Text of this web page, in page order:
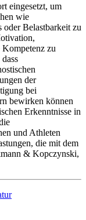
eingesetzt, um
wie
Belastbarkeit zu
zu
der
bei
bewirken können
Erkenntnisse in
und Athleten
die mit dem
& Kopczynski,